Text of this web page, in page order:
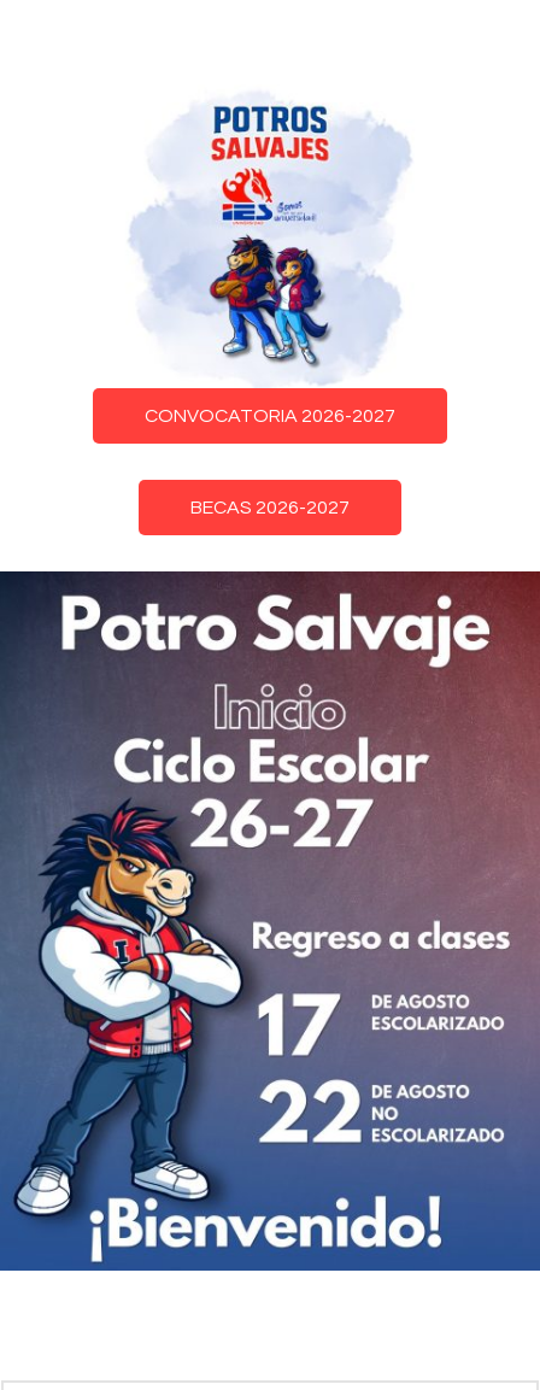
CONVOCATORIA 2026-2027
BECAS 2026-2027